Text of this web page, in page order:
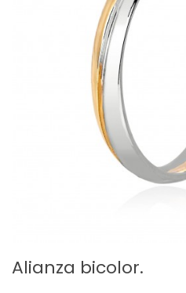
Alianza bicolor.